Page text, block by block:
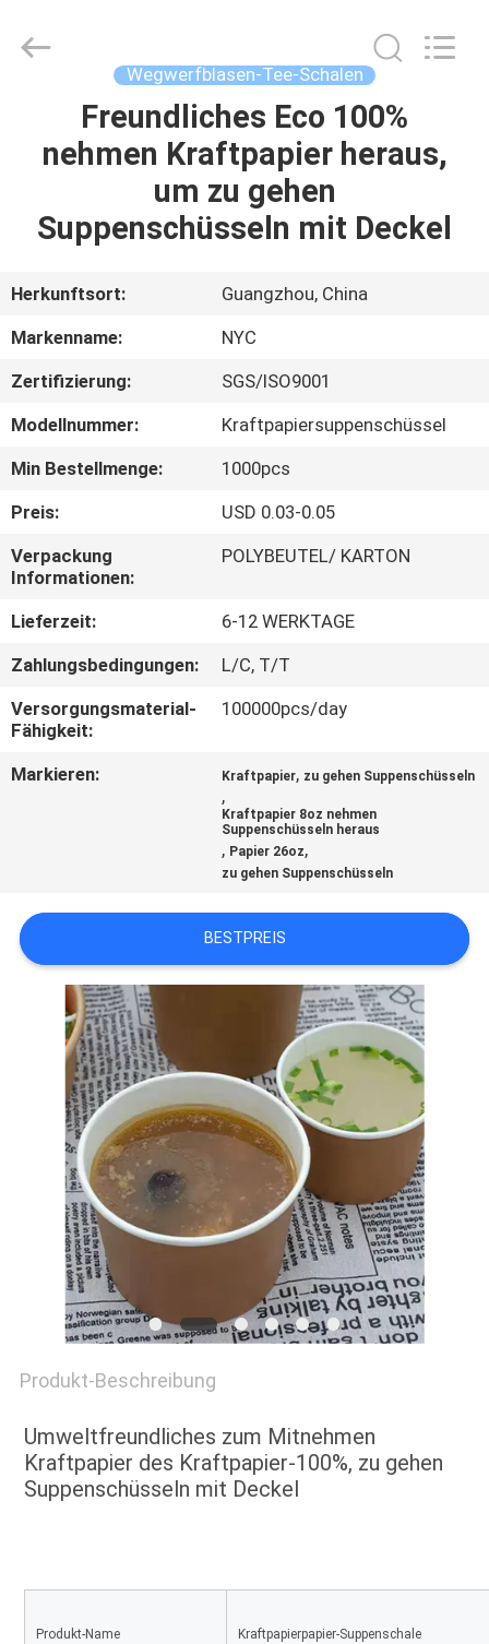
PRODUKTE
UNS
AUSFLUG
QUALITÄTSKONTROLLE
TRETEN
SIE
MIT
UNS
VERBINDUNG
SITEMAP
PRIVACY
POLICY
Co.,Ltd..
Wegwerfblasen-Tee-Schalen
Freundliches Eco 100%
nehmen Kraftpapier heraus,
um zu gehen
Suppenschüsseln mit Deckel
Herkunftsort:
Guangzhou, China
Markenname:
NYC
Zertifizierung:
SGS/ISO9001
Modellnummer:
Kraftpapiersuppenschüssel
Min Bestellmenge:
1000pcs
Preis:
USD 0.03-0.05
Verpackung
Informationen:
POLYBEUTEL/ KARTON
Lieferzeit:
6-12 WERKTAGE
Zahlungsbedingungen:
L/C, T/T
Versorgungsmaterial-
Fähigkeit:
100000pcs/day
Markieren: Kraftpapier, zu gehen Suppenschüsseln
,
Kraftpapier 8oz nehmen
Suppenschüsseln heraus
, Papier 26oz,
zu gehen Suppenschüsseln
BESTPREIS
Produkt-Beschreibung
Umweltfreundliches zum Mitnehmen
Kraftpapier des Kraftpapier-100%, zu gehen
Suppenschüsseln mit Deckel
Produkt-Name Kraftpapierpapier-Suppenschale